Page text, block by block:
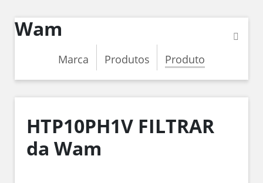
Wam
Marca Produtos Produto
HTP10PH1V FILTRAR
da Wam